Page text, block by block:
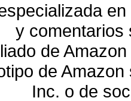
y
de
de
Inc. o de